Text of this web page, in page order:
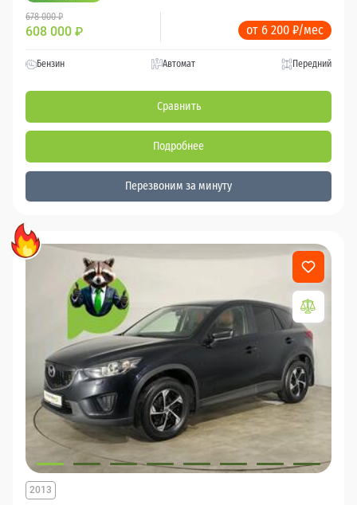
678 000 ₽
608 000 ₽ от 6 200 ₽/мес
Бензин Автомат Передний
Сравнить
Подробнее
Перезвоним за минуту
2013